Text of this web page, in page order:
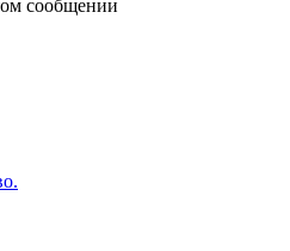
сообщении